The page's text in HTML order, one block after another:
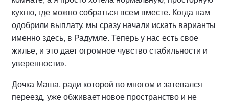
кухню, где можно собраться всем вместе. Когда нам
одобрили выплату, мы сразу начали искать варианты
именно здесь, в Радумле. Теперь у нас есть свое
жилье, и это дает огромное чувство стабильности и
уверенности».
Дочка Маша, ради которой во многом и затевался
переезд, уже обживает новое пространство и не